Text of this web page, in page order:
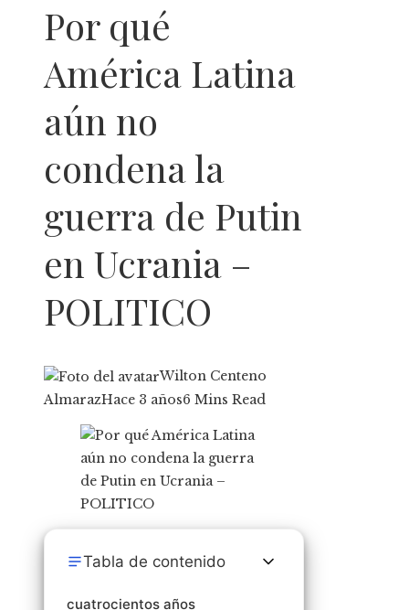
Por qué
América Latina
aún no
condena la
guerra de Putin
en Ucrania –
POLITICO
Wilton Centeno
AlmarazHace 3 años6 Mins Read
Tabla de contenido
cuatrocientos años